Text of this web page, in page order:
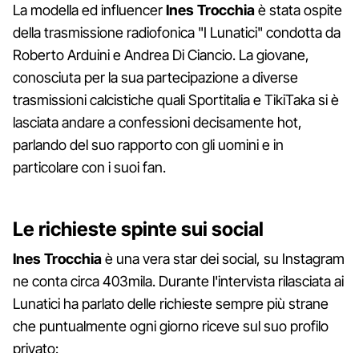
La modella ed influencerInes Trocchiaè stata ospite
della trasmissione radiofonica "I Lunatici" condotta da
Roberto Arduini e Andrea Di Ciancio. La giovane,
conosciuta per la sua partecipazione a diverse
trasmissioni calcistiche quali Sportitalia e TikiTaka si è
lasciata andare a confessioni decisamente hot,
parlando del suo rapporto con gli uomini e in
particolare con i suoi fan.
Le richieste spinte sui social
Ines Trocchiaè una vera star dei social, su Instagram
ne conta circa 403mila. Durante l'intervista rilasciata ai
Lunatici ha parlato delle richieste sempre più strane
che puntualmente ogni giorno riceve sul suo profilo
privato: